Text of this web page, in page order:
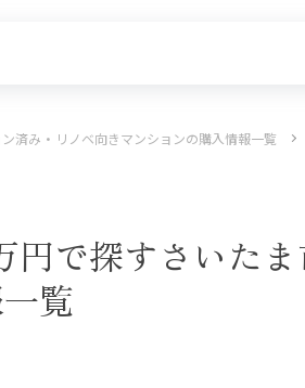
ン済み・リノベ向きマンションの購入情報一覧
円で探すさいた
覧